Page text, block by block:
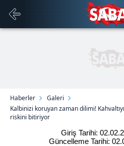
Haberler
Galeri
Kalbinizi koruyan zaman dilimi!
riskini bitiriyor
Giriş Tarihi:
Güncelleme Tarihi: